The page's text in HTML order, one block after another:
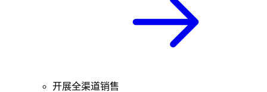
开展全渠道销售